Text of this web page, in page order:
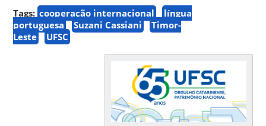
Tags: cooperação internacional
língua
portuguesa
Suzani Cassiani
Timor-
Leste
UFSC